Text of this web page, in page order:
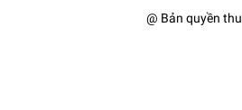
@ Bản quyền